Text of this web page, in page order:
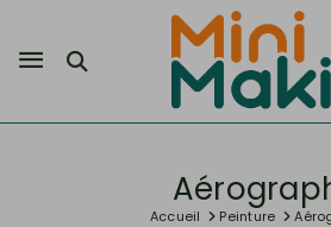
Accueil Peinture